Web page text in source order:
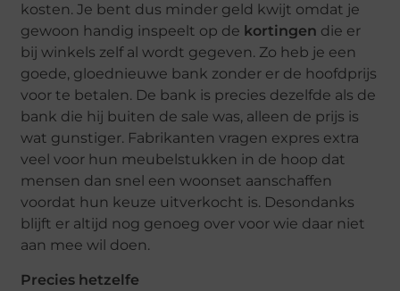
kosten. Je bent dus minder geld kwijt omdat je
gewoon handig inspeelt op de kortingen die er
bij winkels zelf al wordt gegeven. Zo heb je een
goede, gloednieuwe bank zonder er de hoofdprijs
voor te betalen. De bank is precies dezelfde als de
bank die hij buiten de sale was, alleen de prijs is
wat gunstiger. Fabrikanten vragen expres extra
veel voor hun meubelstukken in de hoop dat
mensen dan snel een woonset aanschaffen
voordat hun keuze uitverkocht is. Desondanks
blijft er altijd nog genoeg over voor wie daar niet
aan mee wil doen.
Precies hetzelfe